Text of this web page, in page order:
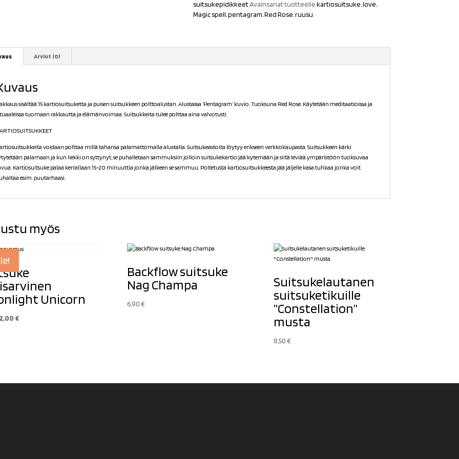
suitsukepidikkeetAvainsanat tuotteellekartiosuitsuke,love,
Magic spell,pentagram,Red Rose,ruusu
Arviot (0)
sisältää 15 kartiosuitsuketta ja puisen suitsukkeen polttoalustan. Alustassa ’Pentagram’ kuvio. Tuoksuna Red Rose. Käytetään meditaatioissa ja
tuomaan rakkautta ja elämänvoimaa. Suitsukkeita tulee polttaa aina valvotusti.
voidaan polttaa millä tahansa palamattomalla alustalla. Suitsukeastoita löytyy erikseen verkkokaupasta. Suitsukkeen kärki
palamaan ja kun liekki on syttynyt, se puhalletaan sammuksiin jolloin suitsukekartio jää kytemään ja siitä leviää ympäristöön tuoksuvaa
Kartiosuitsuke palaa kerrallaan 15-20 minuuttia jonka jälkeen se sammuu. Poltetusta kartiosuitsukkeesta jää jäljelle kasa tuhkaa jonka voit
esim. puutarhaasi.
myös
Unicorn
Alkuperäinen
2,00 €Nykyinen
Backflow suitsuke
Nag Champa
6,90€
Suitsukelautanen
suitsuketikuille
”Constellation”
musta
8,50€